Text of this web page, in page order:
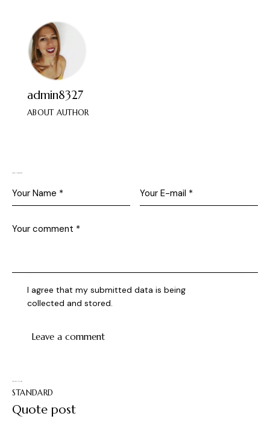
admin8327
ABOUT AUTHOR
Leave a comment
I agree that my submitted data is being
collected and stored.
You May Also Like
STANDARD
Quote post